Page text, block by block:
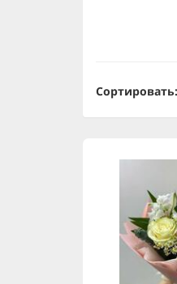
Сортировать: